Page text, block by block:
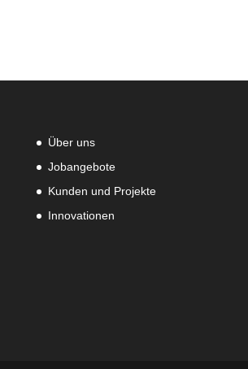
Über uns
Jobangebote
Kunden und Projekte
Innovationen